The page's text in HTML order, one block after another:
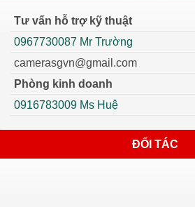
Tư vấn hỗ trợ kỹ thuật
0967730087 Mr Trường
camerasgvn@gmail.com
Phòng kinh doanh
0916783009 Ms Huệ
ĐỐI TÁC